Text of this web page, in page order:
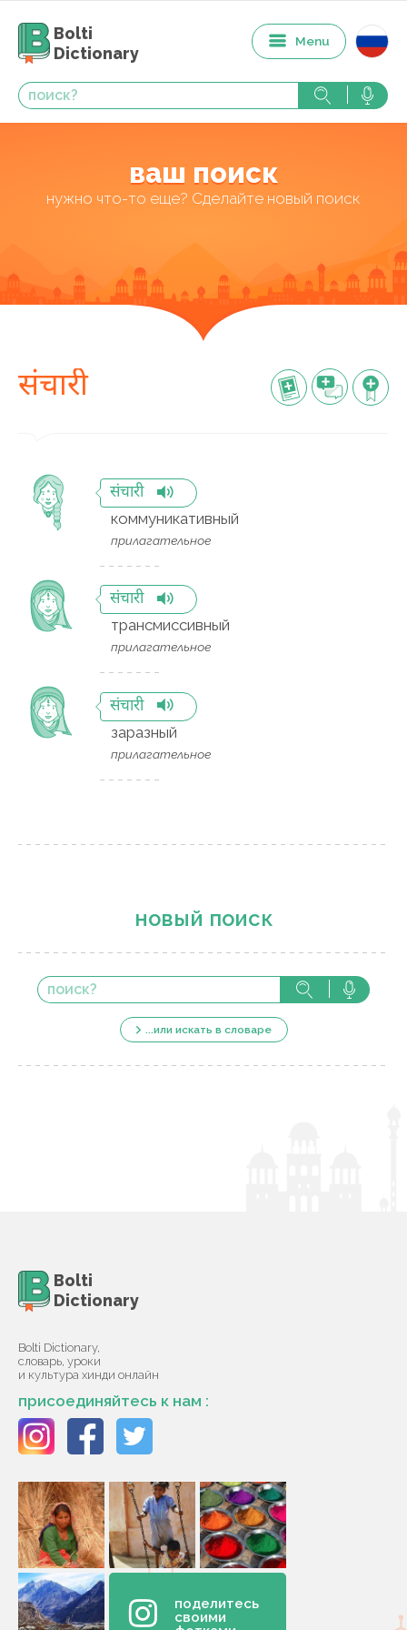
Bolti
Dictionary
Menu
ваш поиск
нужно что-то еще? Сделайте новый поиск
संचारी
संचारी
коммуникативный
прилагательное
संचारी
трансмиссивный
прилагательное
संचारी
заразный
прилагательное
новый поиск
...или искать в словаре
Bolti
Dictionary
Bolti Dictionary,
словарь, уроки
и культура хинди онлайн
присоединяйтесь к нам :
поделитесь
своими